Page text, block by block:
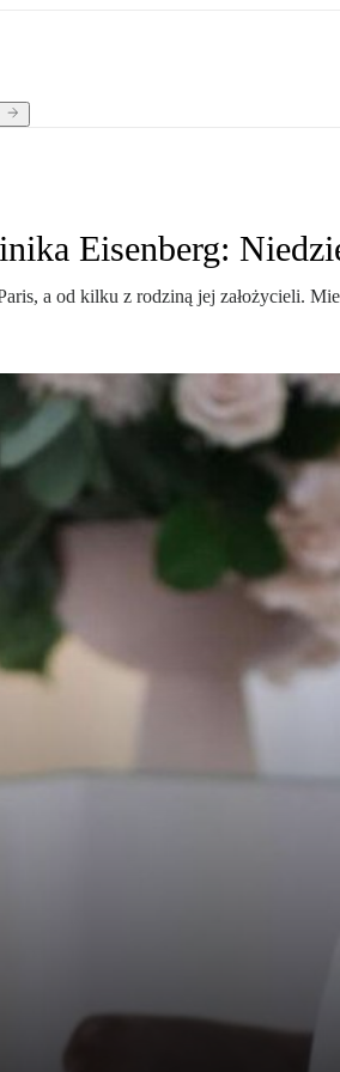
Eisenberg:
a od kilku z rodziną jej założycieli.